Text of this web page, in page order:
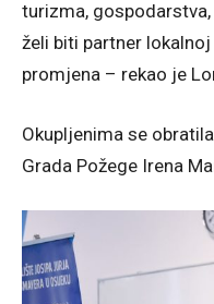
turizma,
želi biti partner
promjena – rekao je
Okupljenima se
Grada Požege Irena